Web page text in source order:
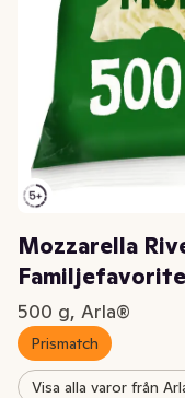
Mozzarella
500 g, Arla®
Prismatch
Visa alla varor från